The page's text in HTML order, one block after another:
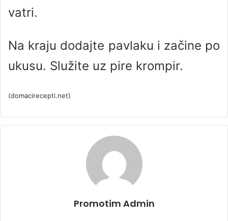
vatri.
Na kraju dodajte pavlaku i začine po
ukusu. Služite uz pire krompir.
(domacirecepti.net)
Promotim Admin